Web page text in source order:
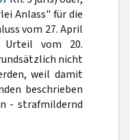
Anlass" für die
vom 27. April
Urteil vom 20.
nicht
weil damit
beschrieben
- strafmildernd